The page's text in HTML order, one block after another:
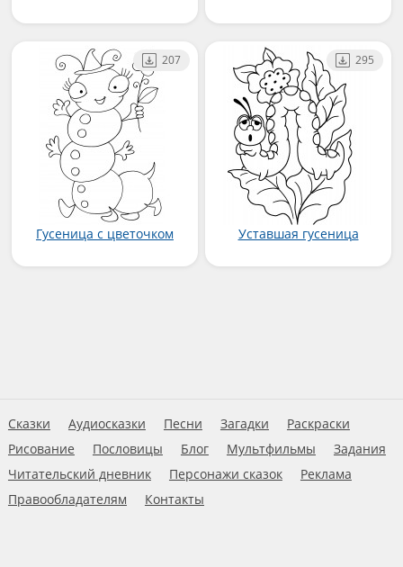
Гусеница с цветочком
207
Уставшая гусеница
295
Сказки Аудиосказки Песни Загадки
Раскраски
Рисование
Пословицы Блог Мультфильмы
Задания
Читательский дневник
Персонажи сказок
Реклама
Правообладателям
Контакты